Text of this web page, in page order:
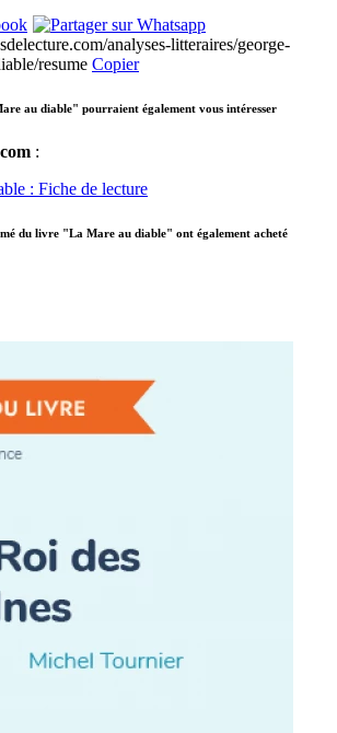
analyses-litteraires/george-
resume Copier
au diable" pourraient également vous intéresser
:
: Fiche de lecture
du livre "La Mare au diable" ont également acheté